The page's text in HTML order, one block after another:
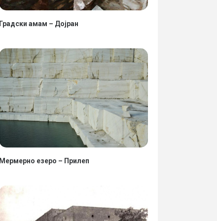
Градски амам – Дојран
Мермерно езеро – Прилеп